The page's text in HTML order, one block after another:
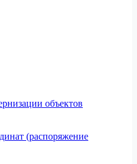
объектов
(распоряжение